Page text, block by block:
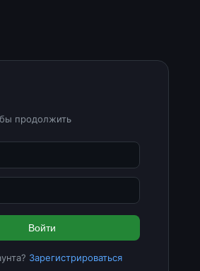
продолжить
Войти
Зарегистрироваться